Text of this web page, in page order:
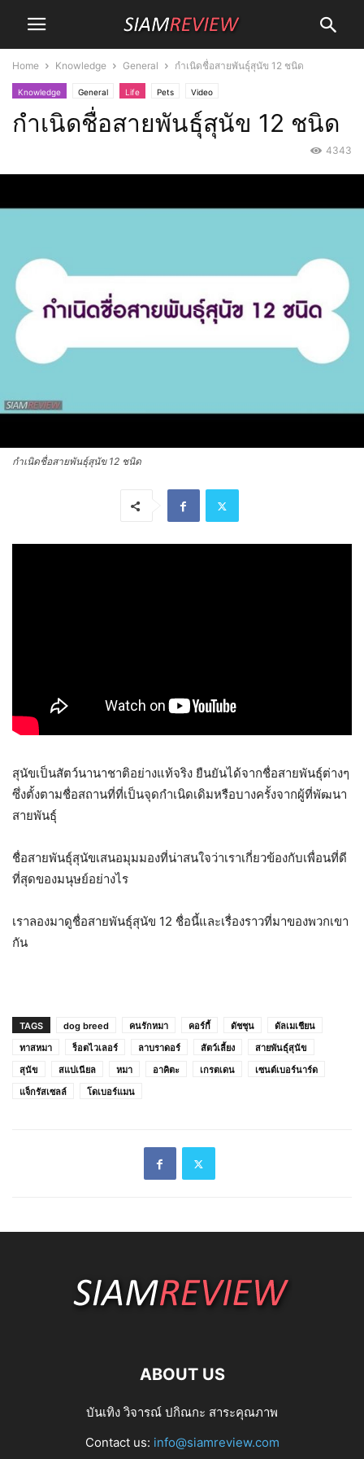
Home Knowledge General กำเนิดชื่อสายพันธุ์สุนัข 12 ชนิด
Knowledge General Life Pets Video
กำเนิดชื่อสายพันธุ์สุนัข 12 ชนิด
4343
กำเนิดชื่อสายพันธุ์สุนัข 12 ชนิด
สุนัขเป็นสัตว์นานาชาติอย่างแท้จริง ยืนยันได้จากชื่อสายพันธุ์ต่างๆ
ซึ่งตั้งตามชื่อสถานที่ที่เป็นจุดกำเนิดเดิมหรือบางครั้งจากผู้ที่พัฒนา
สายพันธุ์
ชื่อสายพันธุ์สุนัขเสนอมุมมองที่น่าสนใจว่าเราเกี่ยวข้องกับเพื่อนที่ดี
ที่สุดของมนุษย์อย่างไร
เราลองมาดูชื่อสายพันธุ์สุนัข 12 ชื่อนี้และเรื่องราวที่มาของพวกเขา
กัน
TAGS dog breed คนรักหมา คอร์กี้ ดัชชุน
ดัลเมเชียน
ทาสหมา
ร็อตไวเลอร์ ลาบราดอร์ สัตว์เลี้ยง
สายพันธุ์สุนัข
สุนัข
สแปเนียล หมา อาคิตะ เกรตเดน
เซนต์เบอร์นาร์ด
แจ็กรัสเซลล์
โดเบอร์แมน
ABOUT US
บันเทิง วิจารณ์ ปกิณกะ สาระคุณภาพ
Contact us: info@siamreview.com